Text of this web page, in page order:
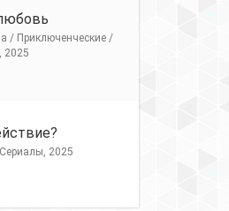
/ Приключенческие /
2025
2025